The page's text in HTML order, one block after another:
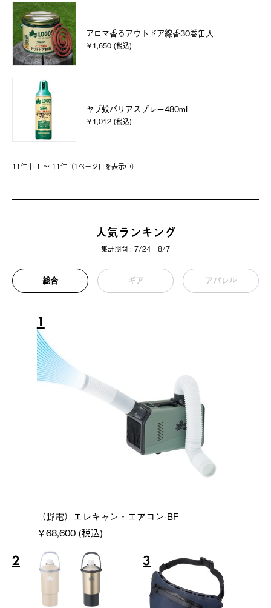
アロマ香るアウトドア線香30巻缶入
￥1,650 (税込)
ヤブ蚊バリアスプレー480mL
￥1,012 (税込)
11件中 1 〜 11件（1ページ⽬を表⽰中）
人気ランキング
集計期間 : 7/24 - 8/7
総合 ギア アパレル
1
（野電）エレキャン・エアコン-BF
￥68,600 (税込)
2 3